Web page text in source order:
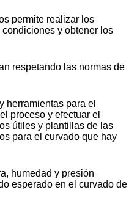
permite realizar los
y obtener los
respetando las normas de
herramientas para el
proceso y efectuar el
útiles y plantillas de las
para el curvado que hay
humedad y presión
esperado en el curvado de